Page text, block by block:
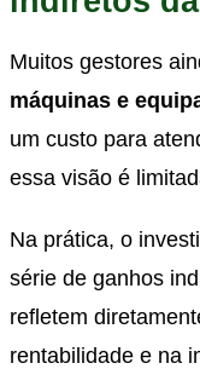
Muitos gestores
máquinas e
um custo para
essa visão é
Na prática, o
série de ganhos
refletem
rentabilidade e na